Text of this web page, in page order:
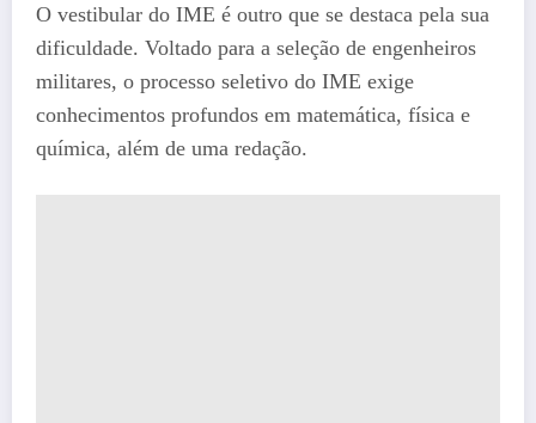
O vestibular do IME é outro que se destaca pela sua
dificuldade. Voltado para a seleção de engenheiros
militares, o processo seletivo do IME exige
conhecimentos profundos em matemática, física e
química, além de uma redação.